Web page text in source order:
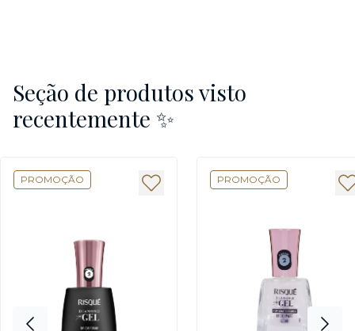
Seção de produtos visto
recentemente ✨
PROMOÇÃO PROMOÇÃO